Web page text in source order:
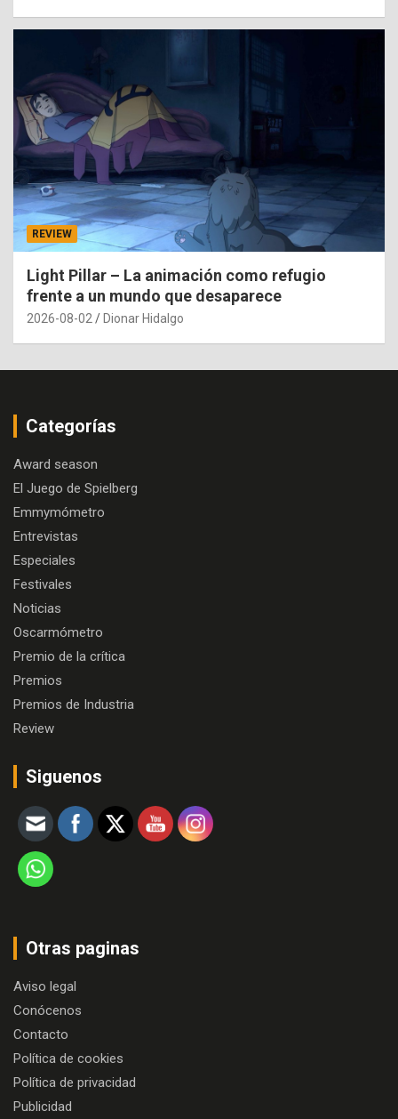
REVIEW
Light Pillar – La animación como refugio
frente a un mundo que desaparece
2026-08-02 Dionar Hidalgo
Categorías
Award season
El Juego de Spielberg
Emmymómetro
Entrevistas
Especiales
Festivales
Noticias
Oscarmómetro
Premio de la crítica
Premios
Premios de Industria
Review
Siguenos
Otras paginas
Aviso legal
Conócenos
Contacto
Política de cookies
Política de privacidad
Publicidad